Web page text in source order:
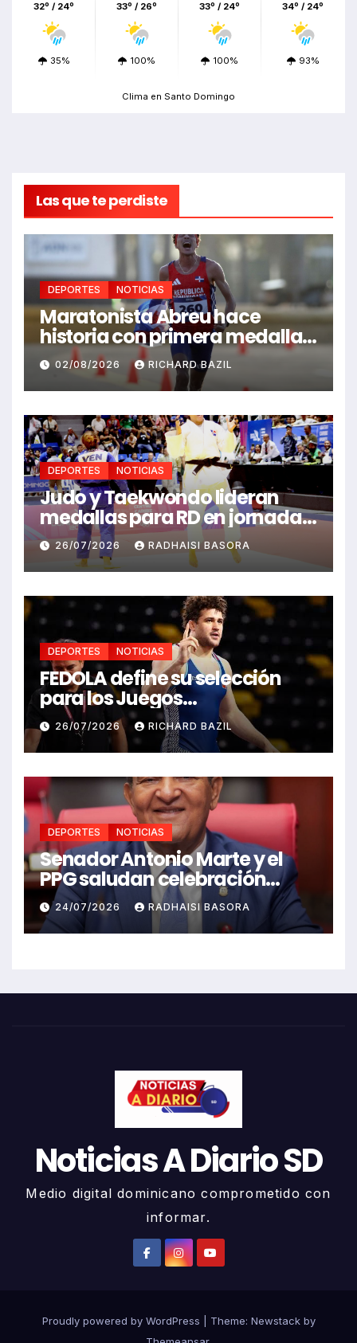
32º / 24º
35%
33º / 26º
100%
33º / 24º
100%
34º / 24º
93%
Clima en Santo Domingo
Las que te perdiste
DEPORTES NOTICIAS
Maratonista Abreu hace
historia con primera medalla
en Juegos Santo Domingo
2026
02/08/2026 RICHARD BAZIL
DEPORTES NOTICIAS
Judo y Taekwondo lideran
medallas para RD en jornada
de Juego Santo Domingo 2026
26/07/2026 RADHAISI BASORA
DEPORTES NOTICIAS
FEDOLA define su selección
para los Juegos
Centroamericanos y del
Caribe Santo Domingo 2026
26/07/2026 RICHARD BAZIL
DEPORTES NOTICIAS
Senador Antonio Marte y el
PPG saludan celebración
Juegos Centroamericanos
24/07/2026 RADHAISI BASORA
Noticias A Diario SD
Medio digital dominicano comprometido con
informar.
Proudly powered by WordPress Theme: Newstackby